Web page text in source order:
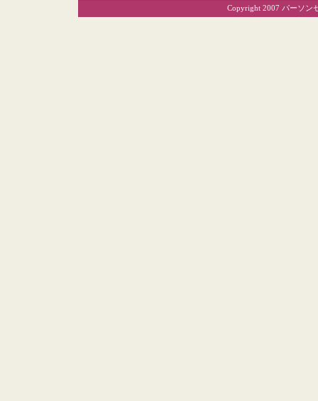
Copyright 2007 パーソン